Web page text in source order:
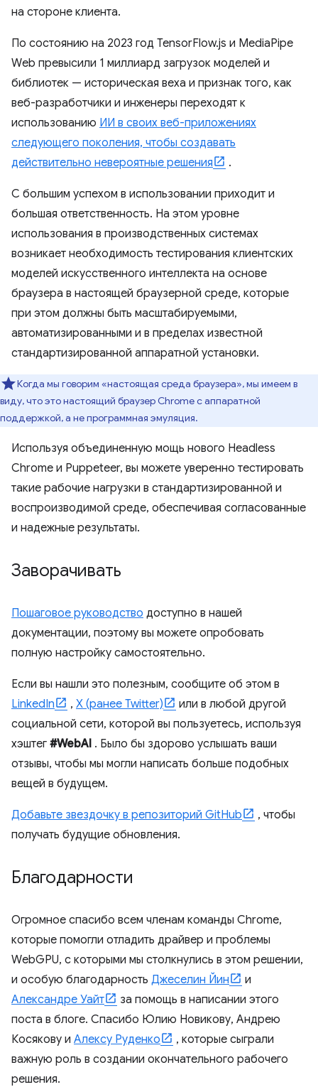
на стороне клиента.
По состоянию на 2023 год TensorFlow.js и MediaPipe
Web превысили 1 миллиард загрузок моделей и
библиотек — историческая веха и признак того, как
веб-разработчики и инженеры переходят к
использованию ИИ в своих веб-приложениях
следующего поколения, чтобы создавать
действительно невероятные решения
.
С большим успехом в использовании приходит и
большая ответственность. На этом уровне
использования в производственных системах
возникает необходимость тестирования клиентских
моделей искусственного интеллекта на основе
браузера в настоящей браузерной среде, которые
при этом должны быть масштабируемыми,
автоматизированными и в пределах известной
стандартизированной аппаратной установки.
Когда мы говорим «настоящая среда браузера», мы имеем в
виду, что это настоящий браузер Chrome с аппаратной
поддержкой, а не программная эмуляция.
Используя объединенную мощь нового Headless
Chrome и Puppeteer, вы можете уверенно тестировать
такие рабочие нагрузки в стандартизированной и
воспроизводимой среде, обеспечивая согласованные
и надежные результаты.
Заворачивать
Пошаговое руководство доступно в нашей
документации, поэтому вы можете опробовать
полную настройку самостоятельно.
Если вы нашли это полезным, сообщите об этом в
LinkedIn
, X (ранее Twitter)
или в любой другой
социальной сети, которой вы пользуетесь, используя
хэштег #WebAI . Было бы здорово услышать ваши
отзывы, чтобы мы могли написать больше подобных
вещей в будущем.
Добавьте звездочку в репозиторий GitHub
, чтобы
получать будущие обновления.
Благодарности
Огромное спасибо всем членам команды Chrome,
которые помогли отладить драйвер и проблемы
WebGPU, с которыми мы столкнулись в этом решении,
и особую благодарность Джеселин Йин
и
Александре Уайт
за помощь в написании этого
поста в блоге. Спасибо Юлию Новикову, Андрею
Косякову и Алексу Руденко
, которые сыграли
важную роль в создании окончательного рабочего
решения.